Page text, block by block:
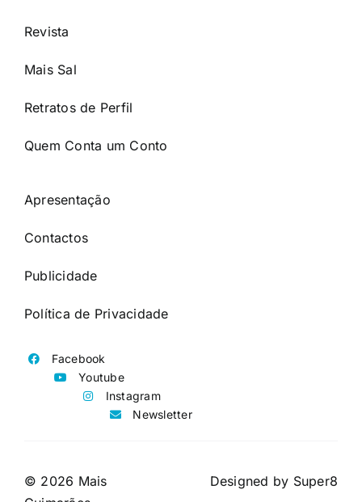
Revista
Mais Sal
Retratos de Perfil
Quem Conta um Conto
Apresentação
Contactos
Publicidade
Política de Privacidade
Facebook
Youtube
Instagram
Newsletter
© 2026 Mais
Designed by Super8